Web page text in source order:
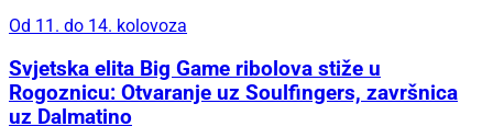
Od 11. do 14. kolovoza
Svjetska elita Big Game ribolova stiže u
Rogoznicu: Otvaranje uz Soulfingers, završnica
uz Dalmatino